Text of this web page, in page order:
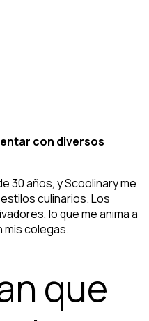
con diversos
30 años, y Scoolinary me
culinarios. Los
lo que me anima a
mis colegas.
que